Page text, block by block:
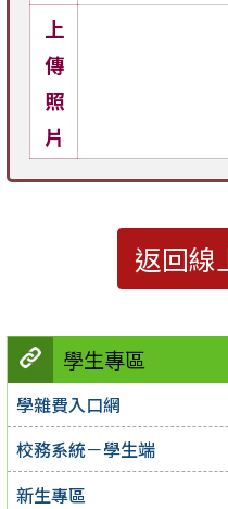
學生專區
學雜費入口網
校務系統－學生端
新生專區
上
傳
照
片
返回線